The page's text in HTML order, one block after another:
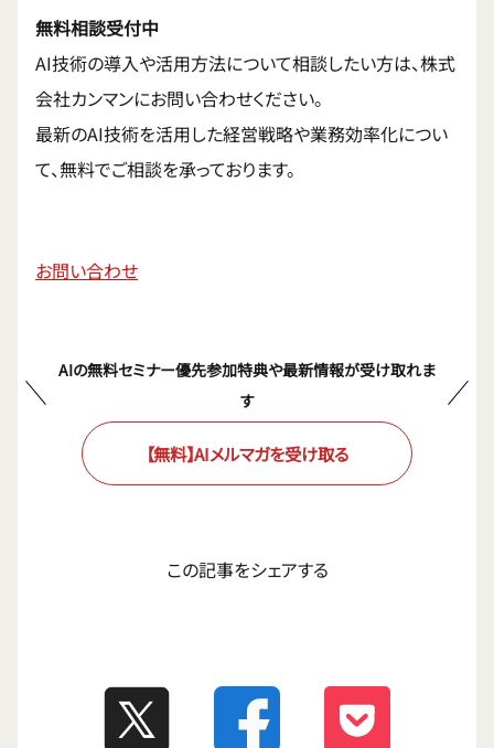
無料相談受付中
AI技術の導入や活用方法について相談したい方は、株式
会社カンマンにお問い合わせください。
最新のAI技術を活用した経営戦略や業務効率化につい
て、無料でご相談を承っております。
お問い合わせ
AIの無料セミナー優先参加特典や最新情報が受け取れま
す
【無料】AIメルマガを受け取る
この記事をシェアする